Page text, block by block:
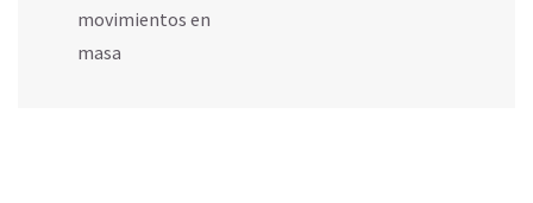
movimientos en
masa